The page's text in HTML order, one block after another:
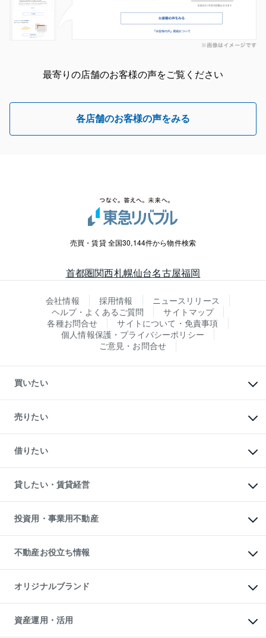
最寄りの店舗のお客様の声をご覧ください
各店舗のお客様の声をみる
売買・賃貸 全国30,144件から物件検索
首都圏関西札幌仙台名古屋福岡
会社情報 採用情報
ニュースリリース
ヘルプ・よくあるご質問
サイトマップ
各種お問合せ
サイトについて・免責事項
個人情報保護・プライバシーポリシー
ご意見・お問合せ
買いたい
新築・分譲マンションの購入
中古マンションの購入
一戸建ての購入
中古一戸建ての購入
不動産購入の流れ
注目キーワード物件特集
購入ガイド
English 繁体中文簡体中文
売りたい
一戸建ての売却・査定
土地の売却・査定
スピードAI査定
不動産査定について
不動産売却の流れ
不動産買換えの流れ
売却ガイド
借りたい
オフィス・店舗の賃貸
借りるときの流れ
借りるガイド
貸したい・賃貸経営
マンション賃料データ
賃貸管理プラン
リロケーションについて
貸すガイド
投資用・事業用不動産
事業用不動産
マンション投資
投資用マンション
アパート経営
収益物件
ビル購入（ビル一棟）
投資用不動産の売却査定
事業用不動産の売却査定
不動産お役立ち情報
マンションライブラリー
人気マンションランキング
暮らしに役立つ不動産メディア
不動産相場・不動産価格情報
オリジナルブランド
一棟リノベーションマンション
L`GENTE（ルジェンテ）
資産運用・活用